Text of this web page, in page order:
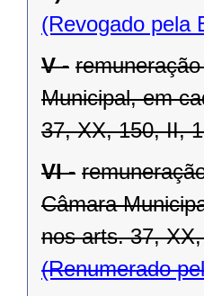
(Revogado pela
V -
Municipal, em
37, XX, 150, II,
VI -
Câmara
nos arts. 37,
(Renumerado